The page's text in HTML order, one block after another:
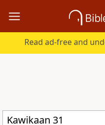
Read ad-free and